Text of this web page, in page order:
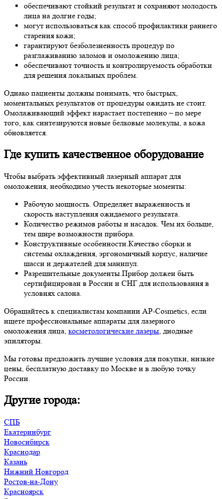
обеспечивают стойкий результат и сохраняют молодость
лица на долгие годы;
могут использоваться как способ профилактики раннего
старения кожи;
гарантируют безболезненность процедур по
разглаживанию заломов и омоложению лица;
обеспечивают точность и контролируемость обработки
для решения локальных проблем.
Однако пациенты должны понимать, что быстрых,
моментальных результатов от процедуры ожидать не стоит.
Омолаживающий эффект нарастает постепенно – по мере
того, как синтезируются новые белковые молекулы, а кожа
обновляется.
Где купить качественное оборудование
Чтобы выбрать эффективный лазерный аппарат для
омоложения, необходимо учесть некоторые моменты:
Рабочую мощность. Определяет выраженность и
скорость наступления ожидаемого результата.
Количество режимов работы и насадок. Чем их больше,
тем шире возможности прибора.
Конструктивные особенности.Качество сборки и
системы охлаждения, эргономичный корпус, наличие
шасси и держателей для манипул.
Разрешительные документы.Прибор должен быть
сертифицирован в России и СНГ для использования в
условиях салона.
Обращайтесь к специалистам компании AP-Cosmetics, если
ищете профессиональные аппараты для лазерного
омоложения лица, косметологические лазеры, диодные
эпиляторы.
Мы готовы предложить лучшие условия для покупки, низкие
цены, бесплатную доставку по Москве и в любую точку
России.
Другие города:
СПБ
Екатеринбург
Новосибирск
Краснодар
Казань
Нижний Новгород
Ростов-на-Дону
Красноярск